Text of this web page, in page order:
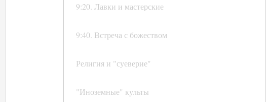
9:20. Лавки и мастерские
9:40. Встреча с божеством
Религия и "суеверие"
"Иноземные" культы